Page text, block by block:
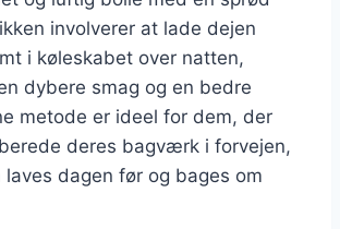
involverer at lade dejen
i køleskabet over natten,
dybere smag og en bedre
metode er ideel for dem, der
deres bagværk i forvejen,
laves dagen før og bages om